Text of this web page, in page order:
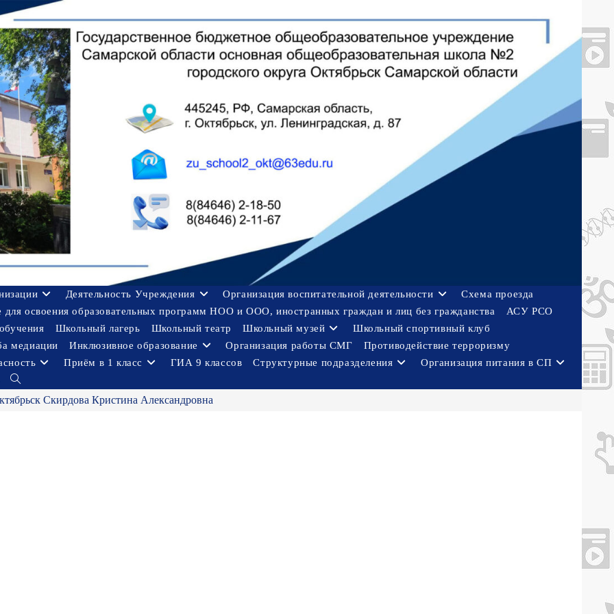
Деятельность Учреждения Организация воспитательной деятельности
Схема проезда
для освоения образовательных программ НОО и ООО, иностранных граждан и лиц без гражданства
АСУ РСО
Школьный лагерь Школьный театр Школьный музей
Школьный спортивный клуб
медиации Инклюзивное образование Организация работы СМГ
Противодействие терроризму
Приём в 1 класс ГИА 9 классов Структурные подразделения
Организация питания в СП
Переключить
поиск Скирдова Кристина Александровна